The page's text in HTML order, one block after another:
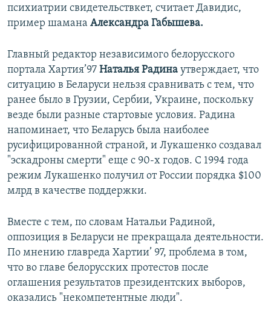
психиатрии свидетельствкет, считает Давидис,
пример шамана Александра Габышева.
Главный редактор независимого белорусского
портала Хартия’97 Наталья Радина утверждает, что
ситуацию в Беларуси нельзя сравнивать с тем, что
ранее было в Грузии, Сербии, Украине, поскольку
везде были разные стартовые условия. Радина
напоминает, что Беларусь была наиболее
русифицированной страной, и Лукашенко создавал
"эскадроны смерти" еще с 90-х годов. С 1994 года
режим Лукашенко получил от России порядка $100
млрд в качестве поддержки.
Вместе с тем, по словам Натальи Радиной,
оппозиция в Беларуси не прекращала деятельности.
По мнению главреда Хартии’ 97, проблема в том,
что во главе белорусских протестов после
оглашения результатов президентских выборов,
оказались "некомпетентные люди".